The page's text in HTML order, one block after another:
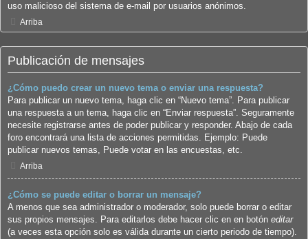
uso malicioso del sistema de e-mail por usuarios anónimos.
Arriba
Publicación de mensajes
¿Cómo puedo crear un nuevo tema o enviar una respuesta?
Para publicar un nuevo tema, haga clic en “Nuevo tema”. Para publicar
una respuesta a un tema, haga clic en “Enviar respuesta”. Seguramente
necesite registrarse antes de poder publicar y responder. Abajo de cada
foro encontrará una lista de acciones permitidas. Ejemplo: Puede
publicar nuevos temas, Puede votar en las encuestas, etc.
Arriba
¿Cómo se puede editar o borrar un mensaje?
A menos que sea administrador o moderador, solo puede borrar o editar
sus propios mensajes. Para editarlos debe hacer clic en en botón editar
(a veces esta opción solo es válida durante un cierto periodo de tiempo).